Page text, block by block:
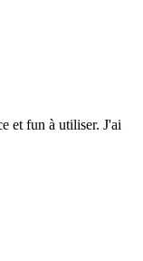
et fun à utiliser. J'ai